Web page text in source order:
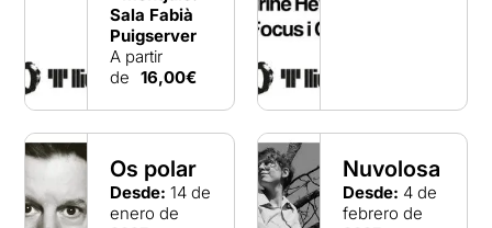
Sala Fabià
Puigserver
A partir
de 16,00€
Os polar
Desde: 14 de
enero de
Nuvolosa
Desde: 4 de
febrero de